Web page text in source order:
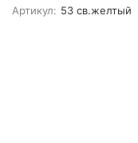
Артикул: 53 св.желтый